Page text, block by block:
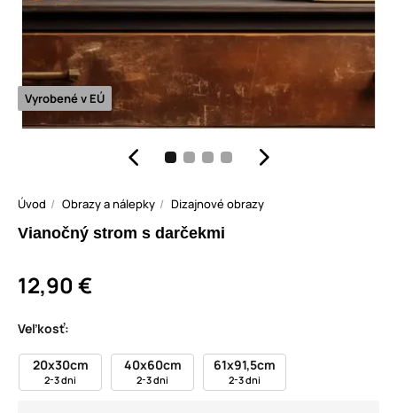
Vyrobené v EÚ
Úvod Obrazy a nálepky Dizajnové obrazy
Vianočný strom s darčekmi
12,90 €
Veľkosť:
20x30cm
2-3 dni
40x60cm
2-3 dni
61x91,5cm
2-3 dni